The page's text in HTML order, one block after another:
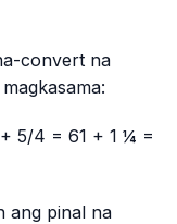
convert na
5/4 = 61 + 1 ¼ =
ang pinal na